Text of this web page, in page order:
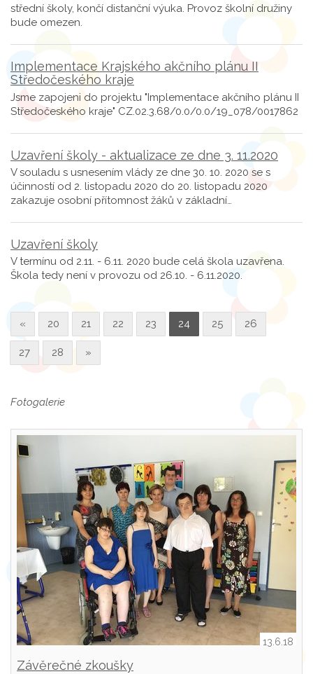
střední školy, končí distanční výuka. Provoz školní družiny
bude omezen.
Implementace Krajského akčního plánu II
Středočeského kraje
Jsme zapojeni do projektu "Implementace akčního plánu II
Středočeského kraje" CZ.02.3.68/0.0/0.0/19_078/0017862
Uzavření školy - aktualizace ze dne 3. 11.2020
V souladu s usnesením vlády ze dne 30. 10. 2020 se s
účinností od 2. listopadu 2020 do 20. listopadu 2020
zakazuje osobní přítomnost žáků v základní…
Uzavření školy
V termínu od 2.11. - 6.11. 2020 bude celá škola uzavřena.
Škola tedy není v provozu od 26.10. - 6.11.2020.
« 20 21 22 23 24 25 26
27 28 »
Fotogalerie
13.6.18
Závěrečné zkoušky